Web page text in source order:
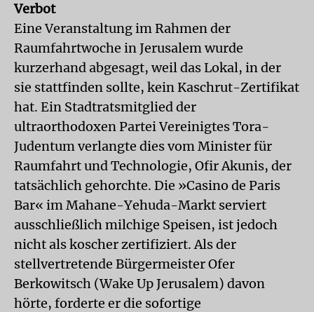
Verbot
Eine Veranstaltung im Rahmen der
Raumfahrtwoche in Jerusalem wurde
kurzerhand abgesagt, weil das Lokal, in der
sie stattfinden sollte, kein Kaschrut-Zertifikat
hat. Ein Stadtratsmitglied der
ultraorthodoxen Partei Vereinigtes Tora-
Judentum verlangte dies vom Minister für
Raumfahrt und Technologie, Ofir Akunis, der
tatsächlich gehorchte. Die »Casino de Paris
Bar« im Mahane-Yehuda-Markt serviert
ausschließlich milchige Speisen, ist jedoch
nicht als koscher zertifiziert. Als der
stellvertretende Bürgermeister Ofer
Berkowitsch (Wake Up Jerusalem) davon
hörte, forderte er die sofortige